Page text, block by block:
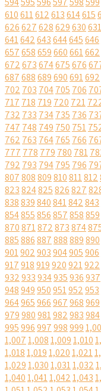
610611612613614615
626627628629630631
641642643644645646
657658659660661662
672673674675676
687688689690691692
702 703 704705 706
717 718 719 720 721
732 733 734735 736
747 748 749 750 751
762 763 764765 766
777 778 779 780 781
792 793 794795 796
807808809810811812
823824825826827
838839840841842843
854855856857858859
870871872873874
885886887888889890
901902903904905906
917918919920921922
932933934935936937
948949950951952953
964965966967968969
979980981982983984
995996997998999
1,0071,0081,0091,010
1,0181,0191,0201,021
1,0291,0301,0311,032
1,0401,0411,0421,043